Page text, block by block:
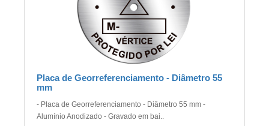
Placa de Georreferenciamento - Diâmetro 55
mm
- Placa de Georreferenciamento - Diâmetro 55 mm -
Alumínio Anodizado - Gravado em bai..